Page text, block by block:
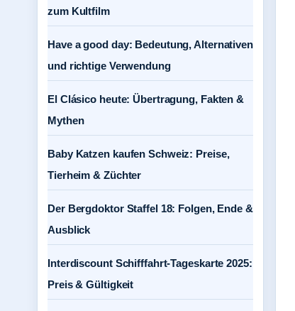
zum Kultfilm
Have a good day: Bedeutung, Alternativen
und richtige Verwendung
El Clásico heute: Übertragung, Fakten &
Mythen
Baby Katzen kaufen Schweiz: Preise,
Tierheim & Züchter
Der Bergdoktor Staffel 18: Folgen, Ende &
Ausblick
Interdiscount Schifffahrt-Tageskarte 2025:
Preis & Gültigkeit